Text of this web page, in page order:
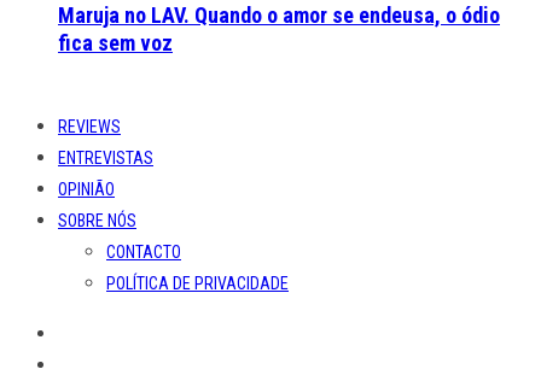
Maruja no LAV. Quando o amor se endeusa, o ódio
fica sem voz
REVIEWS
ENTREVISTAS
OPINIÃO
SOBRE NÓS
CONTACTO
POLÍTICA DE PRIVACIDADE